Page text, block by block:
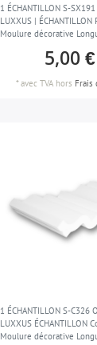
1 ÉCHANTILLON S-
LUXXUS | ÉCHANTILLON
Moulure décorative
5,00
*avec TVAhors Frais
1 ÉCHANTILLON S-C326
LUXXUS ÉCHANTILLON
Moulure décorative